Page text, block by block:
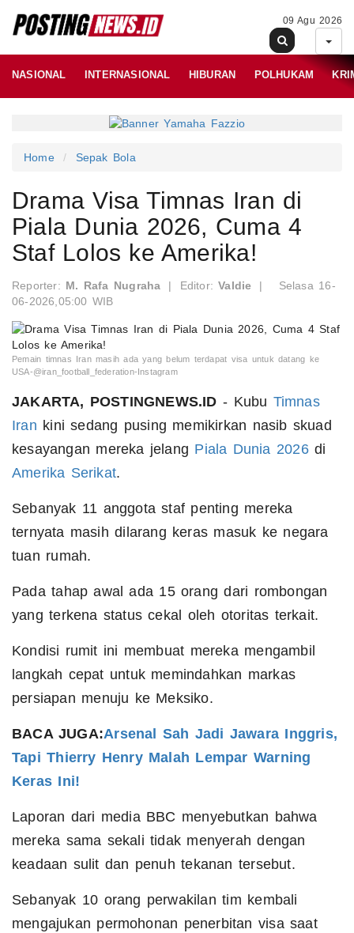
09 Agu 2026
NASIONAL INTERNASIONAL HIBURAN POLHUKAM
Home Sepak Bola
Drama Visa Timnas Iran di
Piala Dunia 2026, Cuma 4
Staf Lolos ke Amerika!
Reporter: M. Rafa Nugraha | Editor:Valdie |
Selasa 16-
06-2026,05:00 WIB
Pemain timnas Iran masih ada yang belum terdapat visa untuk datang ke
USA-@iran_football_federation-Instagram
JAKARTA, POSTINGNEWS.ID - Kubu Timnas
Iran kini sedang pusing memikirkan nasib skuad
kesayangan mereka jelang Piala Dunia 2026di
Amerika Serikat.
Sebanyak 11 anggota staf penting mereka
ternyata masih dilarang keras masuk ke negara
tuan rumah.
Pada tahap awal ada 15 orang dari rombongan
yang terkena status cekal oleh otoritas terkait.
Kondisi rumit ini membuat mereka mengambil
langkah cepat untuk memindahkan markas
persiapan menuju ke Meksiko.
BACA JUGA:Arsenal Sah Jadi Jawara Inggris,
Tapi Thierry Henry Malah Lempar Warning
Keras Ini!
Laporan dari media BBC menyebutkan bahwa
mereka sama sekali tidak menyerah dengan
keadaan sulit dan penuh tekanan tersebut.
Sebanyak 10 orang perwakilan tim kembali
mengajukan permohonan penerbitan visa saat